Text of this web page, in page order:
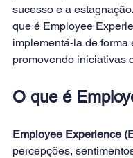
sucesso e a
que é Employee
implementá-la de forma
promovendo iniciativas
O que é
Employee Experience
percepções,